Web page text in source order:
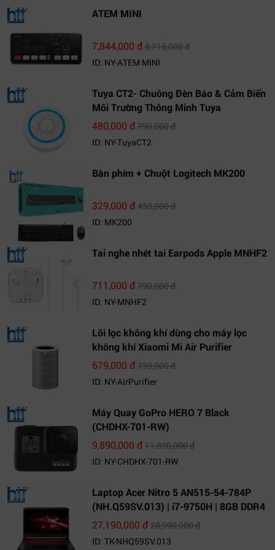
ATEM MINI
7,844,000 đ8,715,000 đ
ID: NY-ATEM MINI
Tuya CT2- Chuông Đèn Báo & Cảm Biến
Môi Trường Thông Minh Tuya
480,000 đ790,000 đ
ID: NY-TuyaCT2
Bàn phím + Chuột Logitech MK200
329,000 đ450,000 đ
ID: MK200
Tai nghe nhét tai Earpods Apple MNHF2
711,000 đ790,000 đ
ID: NY-MNHF2
Lõi lọc không khí dùng cho máy lọc
không khí Xiaomi Mi Air Purifier
679,000 đ739,000 đ
ID: NY-AirPurifier
Máy Quay GoPro HERO 7 Black
(CHDHX-701-RW)
9,890,000 đ11,890,000 đ
ID: NY-CHDHX-701-RW
Laptop Acer Nitro 5 AN515-54-784P
(NH.Q59SV.013) | i7-9750H | 8GB DDR4
| 1TB HDD | GeForce GTX 1650 4GB |
27,190,000 đ28,990,000 đ
ID: TK-NHQ59SV.013